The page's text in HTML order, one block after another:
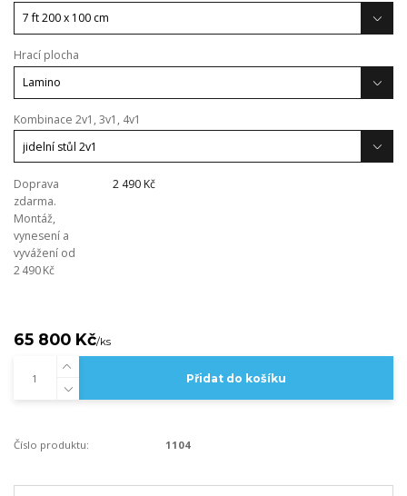
Hrací plocha
Kombinace 2v1, 3v1, 4v1
Doprava
zdarma.
Montáž,
vynesení a
vyvážení od
2 490 Kč
2 490 Kč
65 800 Kč/ks
Přidat do košíku
Číslo produktu: 1104